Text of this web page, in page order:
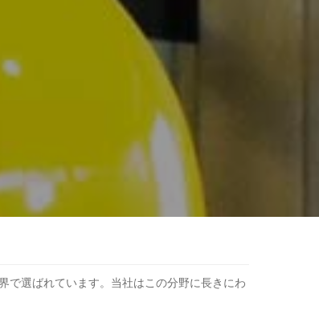
で選ばれています。当社はこの分野に長きにわ